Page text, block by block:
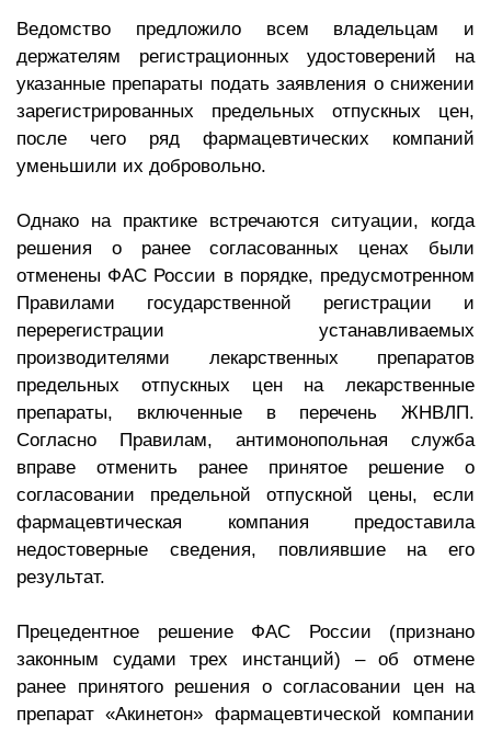
Ведомство предложило всем владельцам и
держателям регистрационных удостоверений на
указанные препараты подать заявления о снижении
зарегистрированных предельных отпускных цен,
после чего ряд фармацевтических компаний
уменьшили их добровольно.
Однако на практике встречаются ситуации, когда
решения о ранее согласованных ценах были
отменены ФАС России в порядке, предусмотренном
Правилами государственной регистрации и
перерегистрации устанавливаемых
производителями лекарственных препаратов
предельных отпускных цен на лекарственные
препараты, включенные в перечень ЖНВЛП.
Согласно Правилам, антимонопольная служба
вправе отменить ранее принятое решение о
согласовании предельной отпускной цены, если
фармацевтическая компания предоставила
недостоверные сведения, повлиявшие на его
результат.
Прецедентное решение ФАС России (признано
законным судами трех инстанций) – об отмене
ранее принятого решения о согласовании цен на
препарат «Акинетон» фармацевтической компании